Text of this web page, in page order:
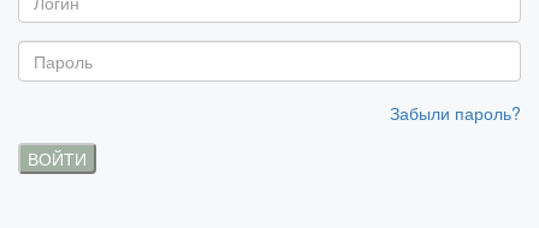
Забыли пароль?
ВОЙТИ